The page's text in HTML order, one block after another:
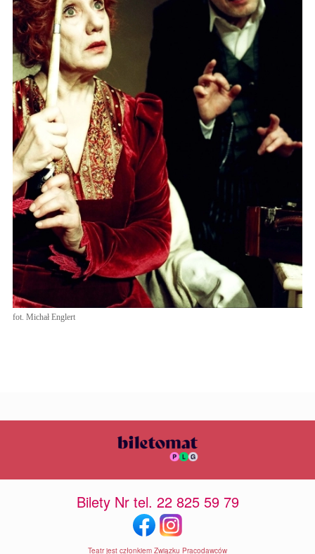
fot. Michał Englert
Bilety Nr tel. 22 825 59 79
Teatr jest członkiem Związku Pracodawców